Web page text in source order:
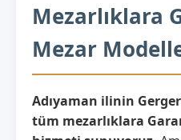
Mezarlıklara
Mezar
Adıyaman ilinin
tüm mezarlıklara